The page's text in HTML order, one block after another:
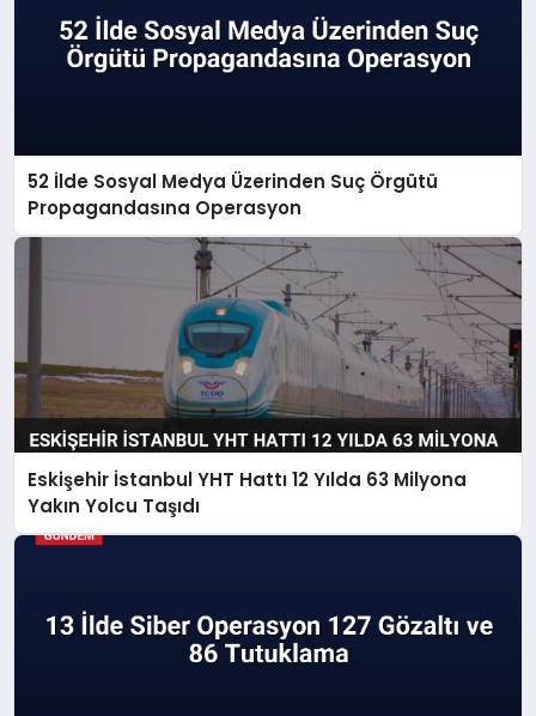
52 İlde Sosyal Medya Üzerinden Suç Örgütü
Propagandasına Operasyon
Eskişehir İstanbul YHT Hattı 12 Yılda 63 Milyona
Yakın Yolcu Taşıdı